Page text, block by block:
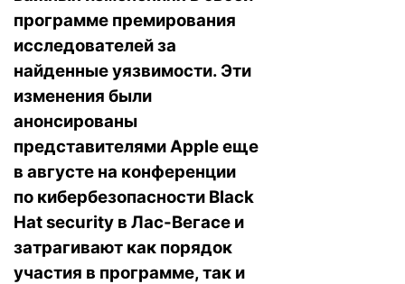
программе премирования
исследователей за
найденные уязвимости. Эти
изменения были
анонсированы
представителями Apple еще
в августе на конференции
по кибербезопасности Black
Hat security в Лас-Вегасе и
затрагивают как порядок
участия в программе, так и